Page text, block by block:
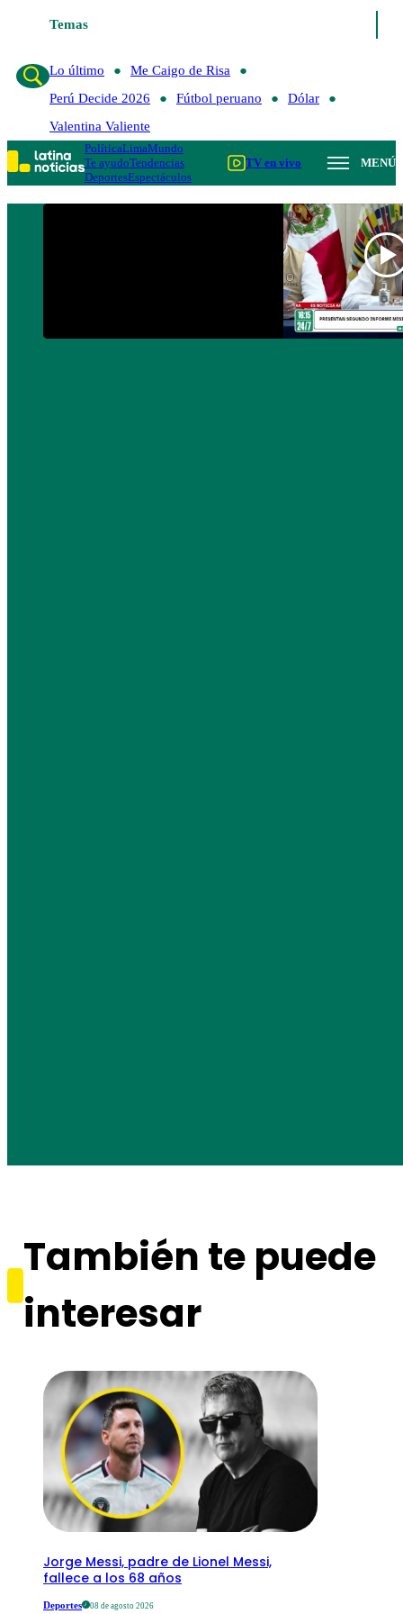
Temas
Lo último
Me Caigo de Risa
Perú Decide 2026
Fútbol peruano
Dólar
Valentina Valiente
PolíticaLimaMundo
Te ayudoTendencias
DeportesEspectáculos
TV en vivo MENÚ
También te puede
interesar
Jorge Messi, padre de Lionel Messi,
fallece a los 68 años
Deportes 08 de agosto 2026